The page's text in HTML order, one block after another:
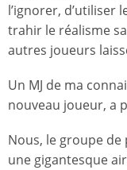
l’ignorer, d’utiliser
trahir le réalisme
autres joueurs
Un MJ de ma
nouveau joueur, a
Nous, le groupe
une gigantesque